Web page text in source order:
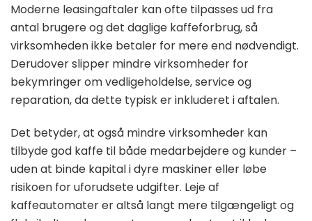
Moderne leasingaftaler kan ofte tilpasses ud fra
antal brugere og det daglige kaffeforbrug, så
virksomheden ikke betaler for mere end nødvendigt.
Derudover slipper mindre virksomheder for
bekymringer om vedligeholdelse, service og
reparation, da dette typisk er inkluderet i aftalen.
Det betyder, at også mindre virksomheder kan
tilbyde god kaffe til både medarbejdere og kunder –
uden at binde kapital i dyre maskiner eller løbe
risikoen for uforudsete udgifter. Leje af
kaffeautomater er altså langt mere tilgængeligt og